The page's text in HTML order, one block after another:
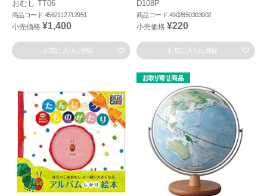
おむし TT06
商品コード:4562112712951
小売価格 ¥1,400
お気に入りに登録
D108P
商品コード:4902850303002
小売価格 ¥220
お気に入りに登録